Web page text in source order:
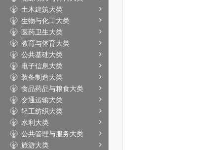
土木建筑大类
生物与化工大类
医药卫生大类
教育与体育大类
公共基础大类
电子信息大类
装备制造大类
食品药品与粮食大类
交通运输大类
轻工纺织大类
水利大类
公共管理与服务大类
旅游大类